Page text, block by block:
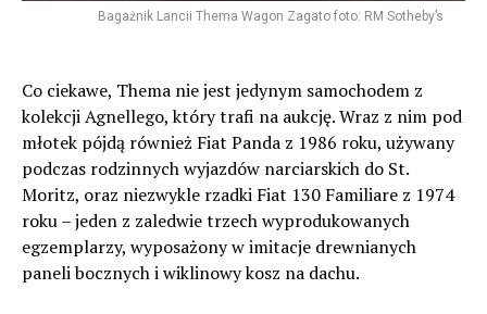
Bagażnik Lancii Thema Wagon Zagato foto: RM Sotheby’s
Co ciekawe, Thema nie jest jedynym samochodem z
kolekcji Agnellego, który trafi na aukcję. Wraz z nim pod
młotek pójdą również Fiat Panda z 1986 roku, używany
podczas rodzinnych wyjazdów narciarskich do St.
Moritz, oraz niezwykle rzadki Fiat 130 Familiare z 1974
roku – jeden z zaledwie trzech wyprodukowanych
egzemplarzy, wyposażony w imitacje drewnianych
paneli bocznych i wiklinowy kosz na dachu.